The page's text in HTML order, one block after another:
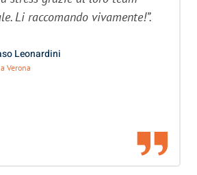
Li raccomando vivamente!”.
Leonardini
Verona